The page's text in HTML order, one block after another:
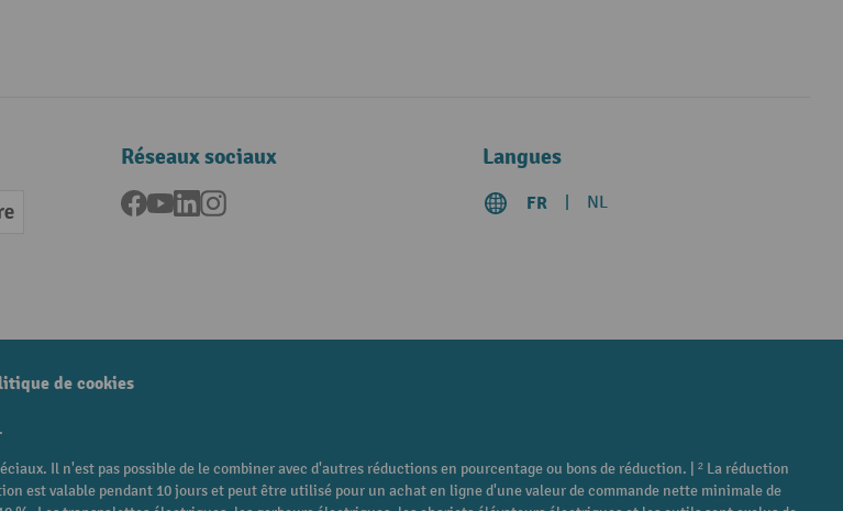
Réseaux sociaux
Facebook
YouTubeLinkedInInstagram
Langues
FR NL
de cookies
Il n'est pas possible de le combiner avec d'autres réductions en pourcentage ou bons de réduction. | ² La réduction
est valable pendant 10 jours et peut être utilisé pour un achat en ligne d'une valeur de commande nette minimale de